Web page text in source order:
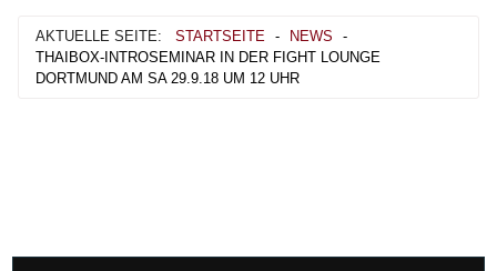
AKTUELLE SEITE: STARTSEITE - NEWS
-
THAIBOX-INTROSEMINAR IN DER FIGHT LOUNGE
DORTMUND AM SA 29.9.18 UM 12 UHR